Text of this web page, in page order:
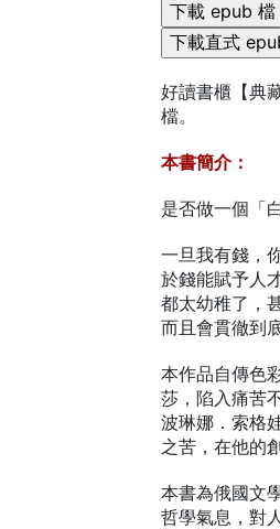
好讀書櫃【典
檔。
本書簡介：
是否做一個「
一旦我有錢，
於錢能賦予人
都太幼稚了，
而且會貫徹到底
本作品自傳色
莎，陷入痛苦
波琳娜．索格
之苦，在他的
本書為俄國文
哲學氣息，對